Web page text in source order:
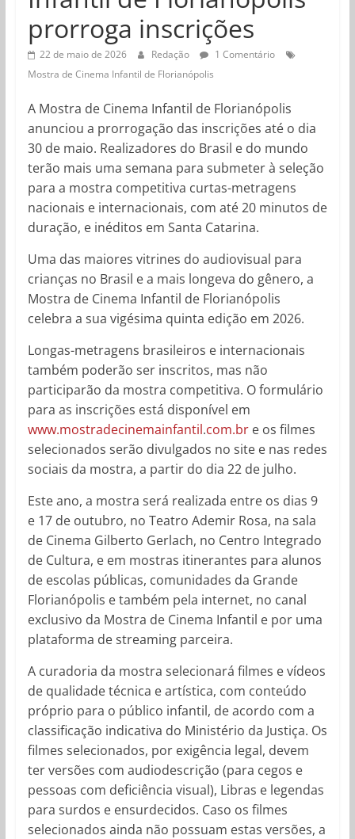
prorroga inscrições
22 de maio de 2026 Redação
1 Comentário
Mostra de Cinema Infantil de Florianópolis
A Mostra de Cinema Infantil de Florianópolis
anunciou a prorrogação das inscrições até o dia
30 de maio. Realizadores do Brasil e do mundo
terão mais uma semana para submeter à seleção
para a mostra competitiva curtas-metragens
nacionais e internacionais, com até 20 minutos de
duração, e inéditos em Santa Catarina.
Uma das maiores vitrines do audiovisual para
crianças no Brasil e a mais longeva do gênero, a
Mostra de Cinema Infantil de Florianópolis
celebra a sua vigésima quinta edição em 2026.
Longas-metragens brasileiros e internacionais
também poderão ser inscritos, mas não
participarão da mostra competitiva. O formulário
para as inscrições está disponível em
www.mostradecinemainfantil.com.bre os filmes
selecionados serão divulgados no site e nas redes
sociais da mostra, a partir do dia 22 de julho.
Este ano, a mostra será realizada entre os dias 9
e 17 de outubro, no Teatro Ademir Rosa, na sala
de Cinema Gilberto Gerlach, no Centro Integrado
de Cultura, e em mostras itinerantes para alunos
de escolas públicas, comunidades da Grande
Florianópolis e também pela internet, no canal
exclusivo da Mostra de Cinema Infantil e por uma
plataforma de streaming parceira.
A curadoria da mostra selecionará filmes e vídeos
de qualidade técnica e artística, com conteúdo
próprio para o público infantil, de acordo com a
classificação indicativa do Ministério da Justiça. Os
filmes selecionados, por exigência legal, devem
ter versões com audiodescrição (para cegos e
pessoas com deficiência visual), Libras e legendas
para surdos e ensurdecidos. Caso os filmes
selecionados ainda não possuam estas versões, a